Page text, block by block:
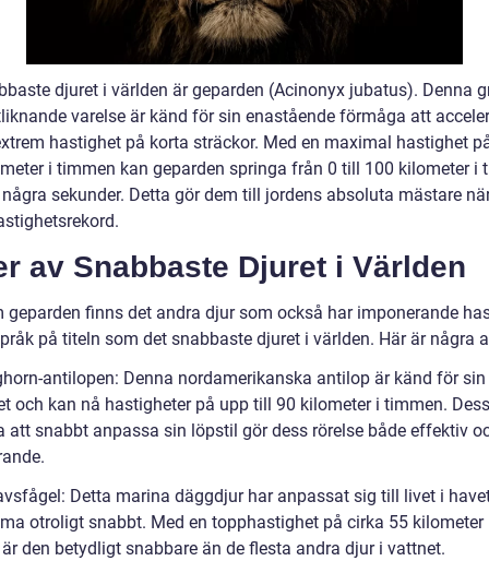
djuret i världen är geparden (Acinonyx jubatus). Denna
varelse är känd för sin enastående förmåga att
hastighet på korta sträckor. Med en maximal hastighet
i timmen kan geparden springa från 0 till 100 kilometer i
sekunder. Detta gör dem till jordens absoluta mästare
av Snabbaste Djuret i Världen
geparden finns det andra djur som också har imponerande
på titeln som det snabbaste djuret i världen. Här är några
antilopen: Denna nordamerikanska antilop är känd för sin
och kan nå hastigheter på upp till 90 kilometer i timmen.
att snabbt anpassa sin löpstil gör dess rörelse både effektiv
Detta marina däggdjur har anpassat sig till livet i
otroligt snabbt. Med en topphastighet på cirka 55 kilometer
den betydligt snabbare än de flesta andra djur i vattnet.